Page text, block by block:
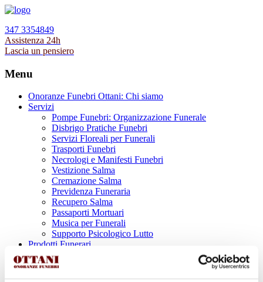
347 3354849
Assistenza 24h
Lascia un pensiero
Menu
Onoranze Funebri Ottani: Chi siamo
Servizi
Pompe Funebri: Organizzazione Funerale
Disbrigo Pratiche Funebri
Servizi Floreali per Funerali
Trasporti Funebri
Necrologi e Manifesti Funebri
Vestizione Salma
Cremazione Salma
Previdenza Funeraria
Recupero Salma
Passaporti Mortuari
Musica per Funerali
Supporto Psicologico Lutto
Prodotti Funerari
Lapidi, Lastre tombali e Monumenti Funerari
Urne Cinerarie
Allestimento Funebre